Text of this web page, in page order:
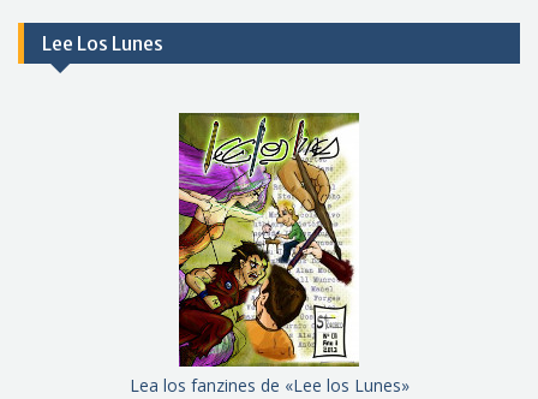
Lee Los Lunes
Lea los fanzines de «Lee los Lunes»